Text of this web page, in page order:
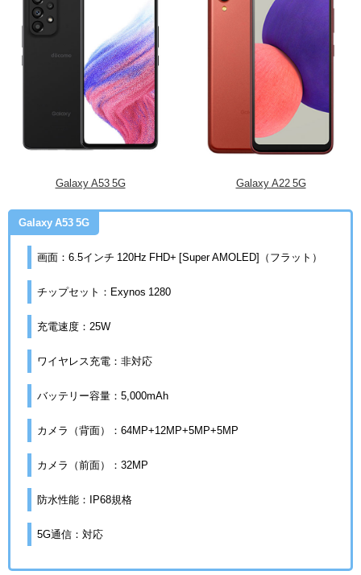
Galaxy A53 5G Galaxy A22 5G
Galaxy A53 5G
画面：6.5インチ 120Hz FHD+ [Super AMOLED]（フラット）
チップセット：Exynos 1280
充電速度：25W
ワイヤレス充電：非対応
バッテリー容量：5,000mAh
カメラ（背面）：64MP+12MP+5MP+5MP
カメラ（前面）：32MP
防水性能：IP68規格
5G通信：対応